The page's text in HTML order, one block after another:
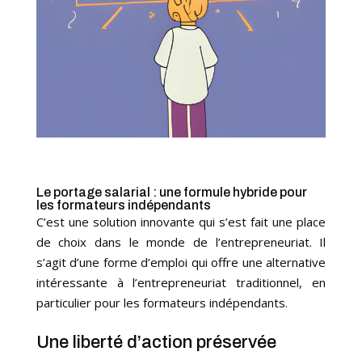
Le portage salarial : une formule hybride pour
les formateurs indépendants
C’est une solution innovante qui s’est fait une place
de choix dans le monde de l’entrepreneuriat. Il
s’agit d’une forme d’emploi qui offre une alternative
intéressante à l’entrepreneuriat traditionnel, en
particulier pour les formateurs indépendants.
Une liberté d’action préservée